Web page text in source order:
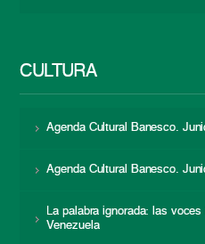
CULTURA
Agenda Cultural Banesco.
Agenda Cultural Banesco.
La palabra ignorada: las
Venezuela